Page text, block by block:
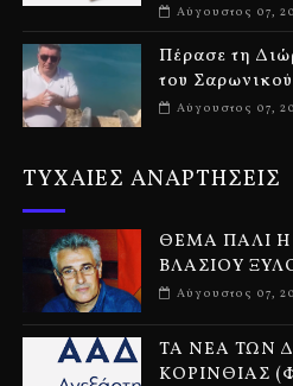
Αύγουστος 07,
Πέρασε τη
του
Αύγουστος 07,
ΤΥΧΑΙΕΣ ΑΝΑΡΤΗΣΕΙΣ
ΘΕΜΑ ΠΑΛΙ Η
ΒΛΑΣΙΟΥ
Αύγουστος 07,
ΤΑ ΝΕΑ ΤΩΝ
ΚΟΡΙΝΘΙΑΣ